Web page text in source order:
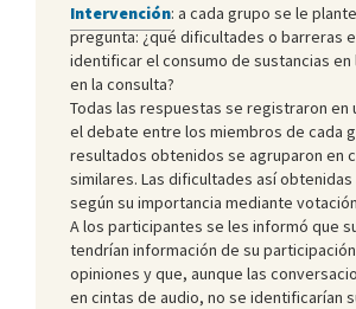
Intervención: a cada grupo se le
pregunta: ¿qué dificultades o barreras
identificar el consumo de sustancias
en la consulta?
Todas las respuestas se registraron en
el debate entre los miembros de cada
resultados obtenidos se agruparon en
similares. Las dificultades así
según su importancia mediante
A los participantes se les informó que
tendrían información de su
opiniones y que, aunque las
en cintas de audio, no se identificarían